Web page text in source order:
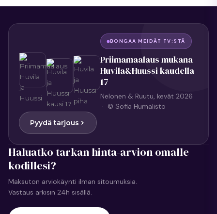
BONGAA MEIDÄT TV:STÄ
Priimamaalaus mukana
Huvila&Huussi kaudella
17
Nelonen & Ruutu, kevät 2026
· © Sofia Humalisto
Pyydä tarjous
Haluatko tarkan hinta-arvion omalle
kodillesi?
Maksuton arviokäynti ilman sitoumuksia.
Vastaus arkisin 24h sisällä.